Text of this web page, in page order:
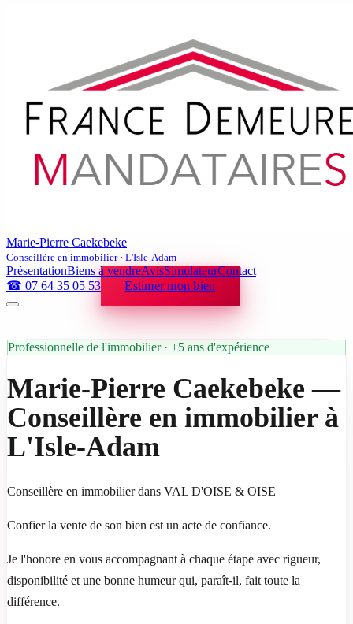
Marie-Pierre Caekebeke
Conseillère en immobilier · L'Isle-Adam
PrésentationBiens à vendreAvisSimulateurContact
☎ 07 64 35 05 53
Estimer mon bien
Professionnelle de l'immobilier · +5 ans d'expérience
Marie-Pierre Caekebeke —
Conseillère en immobilier à
L'Isle-Adam
Conseillère en immobilier dans VAL D'OISE & OISE
Confier la vente de son bien est un acte de confiance.
Je l'honore en vous accompagnant à chaque étape avec rigueur,
disponibilité et une bonne humeur qui, paraît-il, fait toute la
différence.